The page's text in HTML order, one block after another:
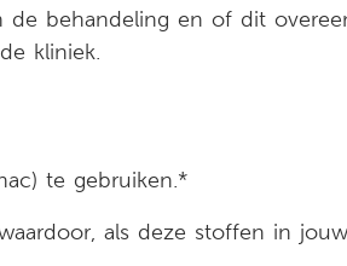
behandeling en of dit
kliniek.
te gebruiken.*
als deze stoffen in